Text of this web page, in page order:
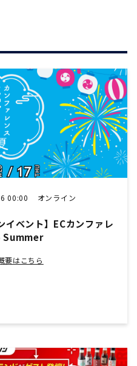
00:00 オンライン
イベント】ECカンファレ
Summer
要はこちら